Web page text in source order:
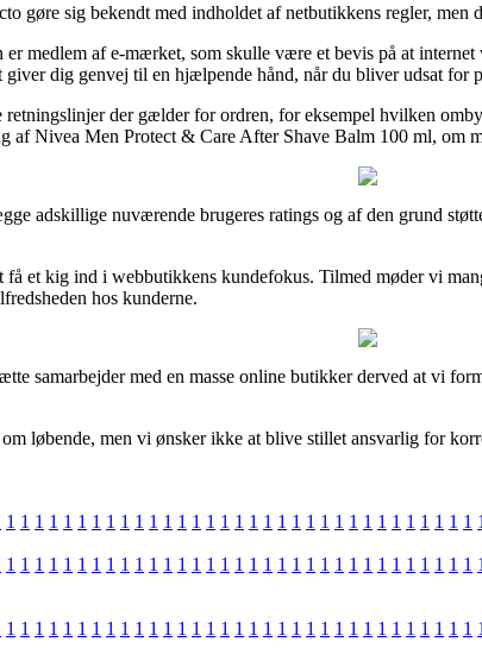
gøre sig bekendt med indholdet af netbutikkens regler, men
medlem af e-mærket, som skulle være et bevis på at
giver dig genvej til en hjælpende hånd, når du bliver udsat for
der gælder for ordren, for eksempel hvilken
af Nivea Men Protect & Care After Shave Balm 100 ml, om
adskillige nuværende brugeres ratings og af den grund
et kig ind i webbutikkens kundefokus. Tilmed møder vi
hos kunderne.
samarbejder med en masse online butikker derved at vi
løbende, men vi ønsker ikke at blive stillet ansvarlig for
1 1 1 1 1 1 1 1 1 1 1 1 1 1 1 1 1 1 1 1 1 1 1 1 1 1 1 1 1 1 1 1 1 1
1 1 1 1 1 1 1 1 1 1 1 1 1 1 1 1 1 1 1 1 1 1 1 1 1 1 1 1 1 1 1 1 1 1
1 1 1 1 1 1 1 1 1 1 1 1 1 1 1 1 1 1 1 1 1 1 1 1 1 1 1 1 1 1 1 1 1 1